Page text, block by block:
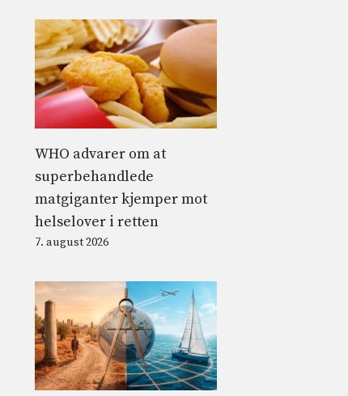
WHO advarer om at
superbehandlede
matgiganter kjemper mot
helselover i retten
7. august 2026